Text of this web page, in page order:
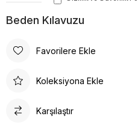
Beden Kılavuzu
Favorilere Ekle
Koleksiyona Ekle
Karşılaştır